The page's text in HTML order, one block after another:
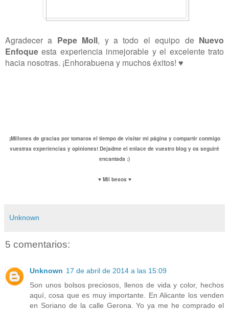
Agradecer a Pepe Moll, y a todo el equipo de Nuevo
Enfoque esta experiencia inmejorable y el excelente trato
hacia nosotras. ¡Enhorabuena y muchos éxitos! ♥
¡Millones de gracias por tomaros el tiempo de visitar mi página y compartir conmigo
vuestras experiencias y opiniones! Dejadme el enlace de vuestro blog y os seguiré
encantada :)
♥ Mil besos ♥
Unknown
5 comentarios:
Unknown 17 de abril de 2014 a las 15:09
Son unos bolsos preciosos, llenos de vida y color, hechos
aquí, cosa que es muy importante. En Alicante los venden
en Soriano de la calle Gerona. Yo ya me he comprado el